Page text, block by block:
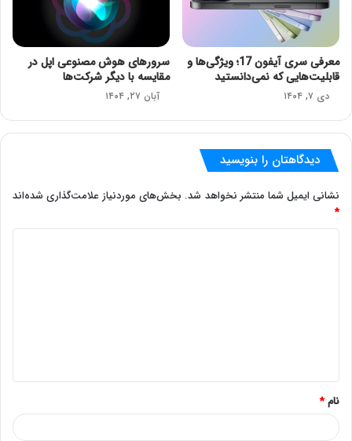
معرفی سری آیفون 17؛ ویژگی‌ها و
قابلیت‌هایی که نمی‌دانستید
دی ۷, ۱۴۰۴
سرورهای هوش مصنوعی اپل در
مقایسه با دیگر شرکت‌ها
آبان ۲۷, ۱۴۰۴
دیدگاهتان را بنویسید
نشانی ایمیل شما منتشر نخواهد شد. بخش‌های موردنیاز علامت‌گذاری شده‌اند
*
*
نام*